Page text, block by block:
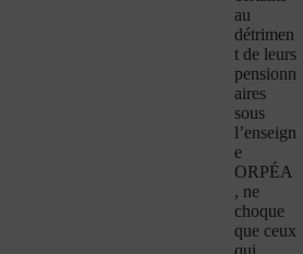
au
détrimen
t de leurs
pensionn
aires
sous
l’enseign
e
ORPÉA
, ne
choque
que ceux